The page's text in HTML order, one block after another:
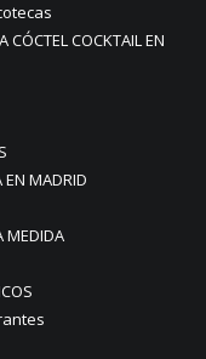
CÓCTEL COCKTAIL EN
EN MADRID
MEDIDA